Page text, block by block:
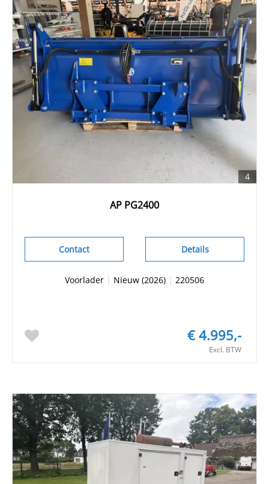
4
AP PG2400
Details
Contact
Voorlader | Nieuw (2026) | 220506
€ 4.995,-
Excl. BTW